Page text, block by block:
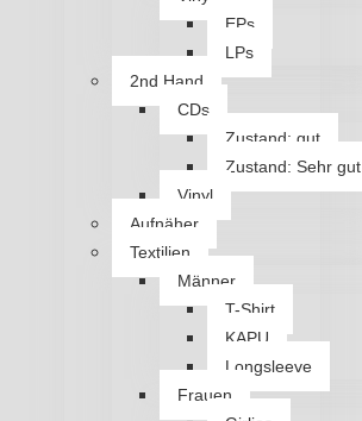
EPs
LPs
2nd Hand
CDs
Zustand: gut
Zustand: Sehr gut
Vinyl
Aufnäher
Textilien
Männer
T-Shirt
KAPU
Longsleeve
Frauen